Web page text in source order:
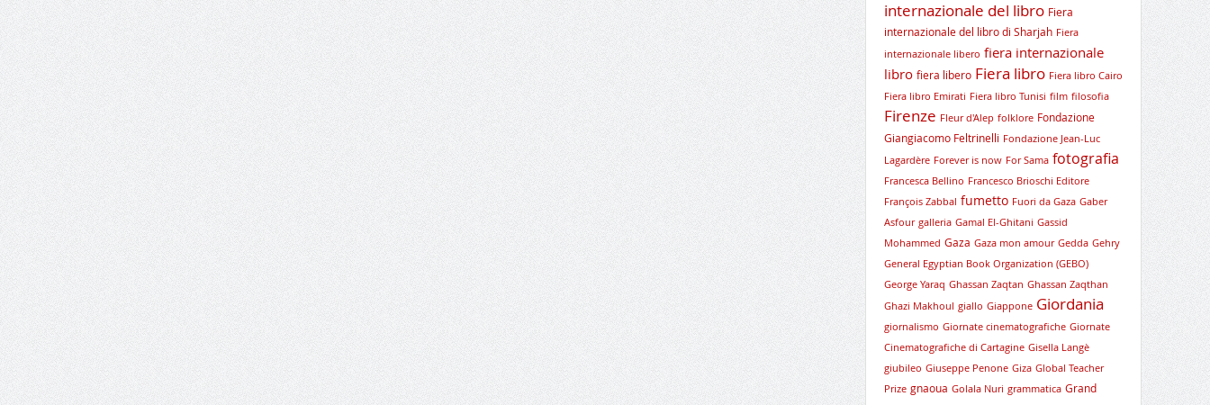
internazionale del libro Fiera
internazionale del libro di Sharjah Fiera
internazionale libero fiera internazionale
libro fiera libero Fiera libro Fiera libro Cairo
Fiera libro Emirati Fiera libro Tunisi film filosofia
Firenze Fleur d'Alep folklore Fondazione
Giangiacomo Feltrinelli Fondazione Jean-Luc
Lagardère Forever is now For Sama fotografia
Francesca Bellino Francesco Brioschi Editore
François Zabbal fumetto Fuori da Gaza Gaber
Asfour galleria Gamal El-Ghitani Gassid
Mohammed Gaza Gaza mon amour Gedda Gehry
General Egyptian Book Organization (GEBO)
George Yaraq Ghassan Zaqtan Ghassan Zaqthan
Ghazi Makhoul giallo Giappone Giordania
giornalismo Giornate cinematografiche Giornate
Cinematografiche di Cartagine Gisella Langè
giubileo Giuseppe Penone Giza Global Teacher
Prize gnaoua Golala Nuri grammatica Grand